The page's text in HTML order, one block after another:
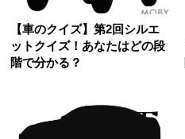
【車のクイズ】第2回シルエ
ットクイズ！あなたはどの段
階で分かる？